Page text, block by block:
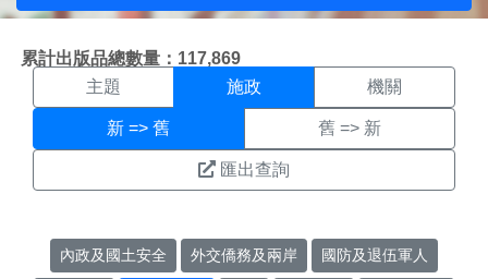
累計出版品總數量：117,869
施政搜尋結果頁面
主題 施政 機關
新 => 舊 舊 => 新
匯出查詢
內政及國土安全 外交僑務及兩岸 國防及退伍軍人